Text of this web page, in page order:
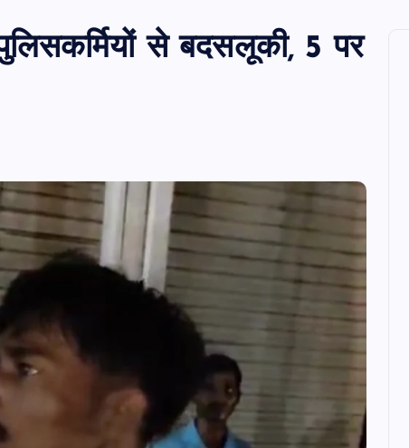
से बदसलूकी, 5 पर
राज्य
आजमगढ़ इजराइल में नौकरी दिलाने के नाम पर
भर्ती का झांसा,निजी रिक्रूटमेंट एजेंसी पर
मुकदमा दर्ज
news8pmtoday August 5, 2026